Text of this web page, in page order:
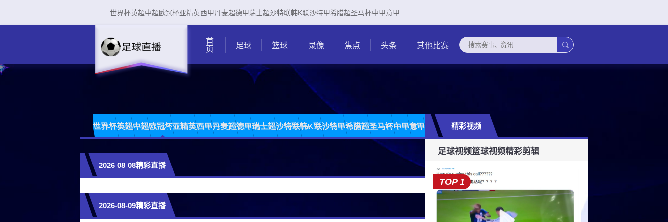
世界杯英超中超欧冠杯亚精英西甲丹麦超德甲瑞士超沙特联韩K联沙特甲希腊超圣马杯中甲意甲
首页 足球 篮球 录像 焦点 头条 其他比赛 
世界杯英超中超欧冠杯亚精英西甲丹麦超德甲瑞士超沙特联韩K联沙特甲希腊超圣马杯中甲意甲日职联 玻利甲法甲 世亚预
2026-08-08精彩直播
2026-08-09精彩直播
精彩视频
足球视频篮球视频精彩剪辑
TOP 1